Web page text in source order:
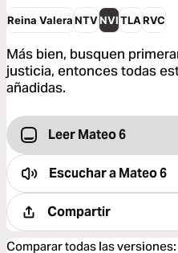
Reina ValeraNTVNVITLARVC
Más bien, busquen
justicia, entonces todas
añadidas.
Leer Mateo 6
Escuchar aMateo 6
Compartir
Comparar todas las versiones: